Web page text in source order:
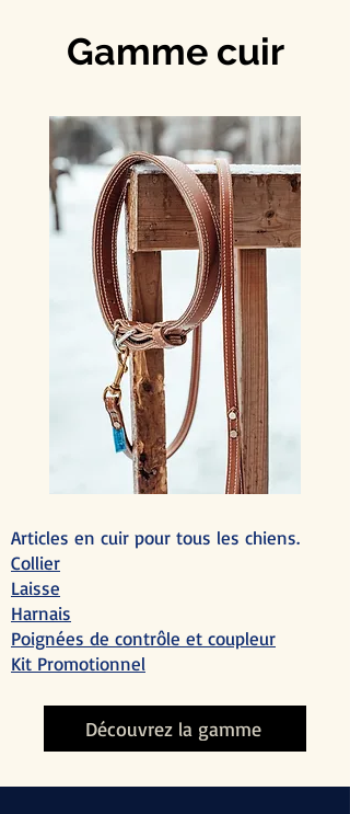
Gamme cuir
Articles en cuir pour tous les chiens.
Collier
Laisse
Harnais
Poignées de contrôle et coupleur
Kit Promotionnel
Découvrez la gamme